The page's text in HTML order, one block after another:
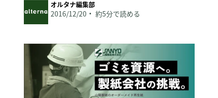
オルタナ編集部
2016/12/20 約5分で読める